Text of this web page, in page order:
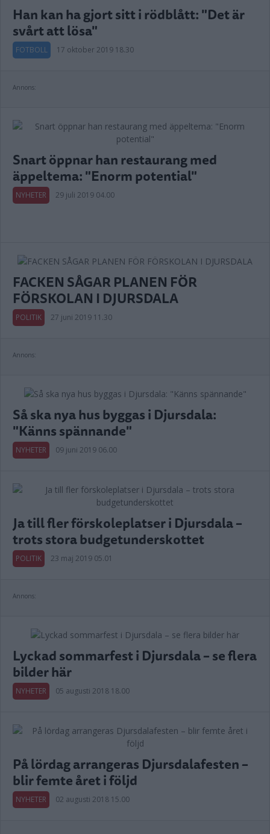
Han kan ha gjort sitt i rödblått: "Det är
svårt att lösa"
FOTBOLL 17 oktober 2019 18.30
Annons:
Snart öppnar han restaurang med
äppeltema: "Enorm potential"
NYHETER 29 juli 2019 04.00
FACKEN SÅGAR PLANEN FÖR
FÖRSKOLAN I DJURSDALA
POLITIK 27 juni 2019 11.30
Annons:
Så ska nya hus byggas i Djursdala:
"Känns spännande"
NYHETER 09 juni 2019 06.00
Ja till fler förskoleplatser i Djursdala –
trots stora budgetunderskottet
POLITIK 23 maj 2019 05.01
Annons:
Lyckad sommarfest i Djursdala – se flera
bilder här
NYHETER 05 augusti 2018 18.00
På lördag arrangeras Djursdalafesten –
blir femte året i följd
NYHETER 02 augusti 2018 15.00